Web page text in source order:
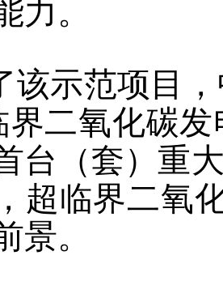
力。
该示范项目
界二氧化碳
台（套）重
超临界二氧
景。